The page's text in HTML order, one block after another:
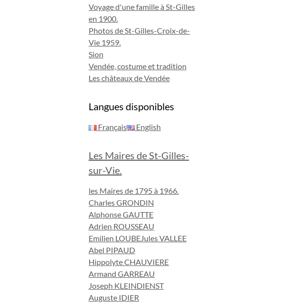
Voyage d'une famille à St-Gilles
en 1900.
Photos de St-Gilles-Croix-de-
Vie 1959.
Sion
Vendée, costume et tradition
Les châteaux de Vendée
Langues disponibles
Français English
Les Maires de St-Gilles-
sur-Vie.
les Maires de 1795 à 1966.
Charles GRONDIN
Alphonse GAUTTE
Adrien ROUSSEAU
Emilien LOUBEJules VALLEE
Abel PIPAUD
Hippolyte CHAUVIERE
Armand GARREAU
Joseph KLEINDIENST
Auguste IDIER